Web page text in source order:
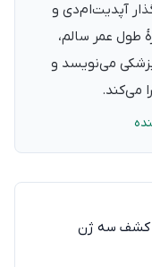
۱۳۹۰. بنیان‌گذار آپدیت‌ام‌دی و
طول عمر سالم،
می‌نویسد و
می‌کند.
۳۰ سالگی برای کشف سه ژن